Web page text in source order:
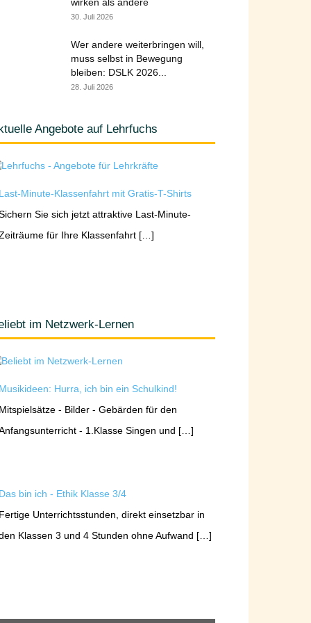
30. Juli 2026
Wer andere weiterbringen will,
muss selbst in Bewegung
bleiben: DSLK 2026...
28. Juli 2026
Angebote auf Lehrfuchs
Minute-Klassenfahrt mit Gratis-T-Shirts
Sie sich jetzt attraktive Last-Minute-
für Ihre Klassenfahrt […]
im Netzwerk-Lernen
Hurra, ich bin ein Schulkind!
- Bilder - Gebärden für den
- 1.Klasse Singen und […]
bin ich - Ethik Klasse 3/4
Unterrichtsstunden, direkt einsetzbar in
Klassen 3 und 4 Stunden ohne Aufwand […]